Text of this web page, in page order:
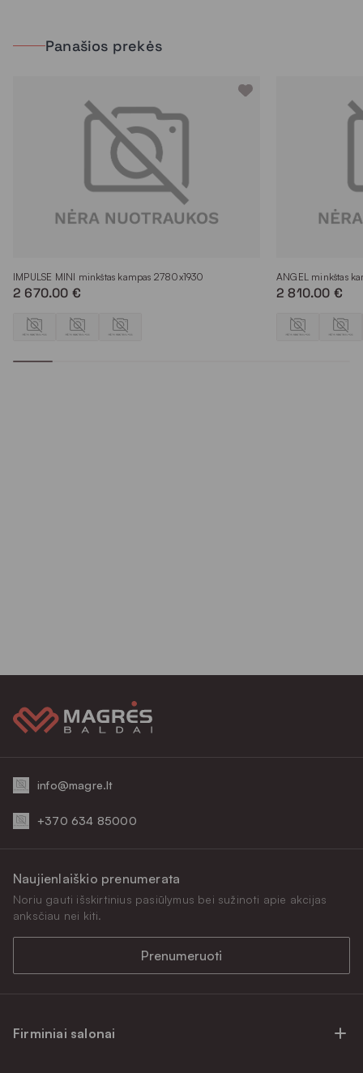
Panašios prekės
IMPULSE MINI minkštas kampas 2780x1930
2 670.00 €
ANGEL minkštas
2 810.00 €
info@magre.lt
+370 634 85000
Firminiai salonai
Naujienlaiškio prenumerata
Noriu gauti išskirtinius pasiūlymus bei sužinoti apie akcijas
anksčiau nei kiti.
Prenumeruoti